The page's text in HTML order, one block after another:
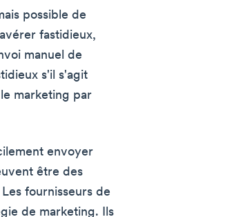
possible de
fastidieux,
manuel de
s'il s'agit
marketing par
envoyer
être des
fournisseurs de
de marketing. Ils